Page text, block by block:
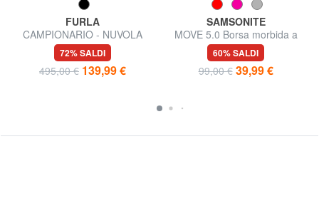
FURLA
CAMPIONARIO - NUVOLA
Borsa semirigida in pelle
72% SALDI
495,00 € 139,99 €
SAMSONITE
MOVE 5.0 Borsa morbida a
tracolla
60% SALDI
99,00 € 39,99 €